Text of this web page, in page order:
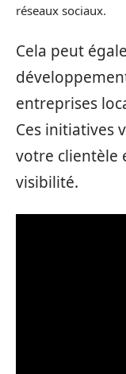
réseaux sociaux.
Cela peut
entreprises
Ces initiatives
votre clientèle
visibilité.